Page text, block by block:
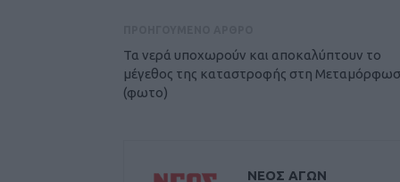
Τα νερά υποχωρούν και αποκαλύπτουν το
μέγεθος της καταστροφής στη
(φωτο)
ΝΕΟΣ ΑΓΩΝ